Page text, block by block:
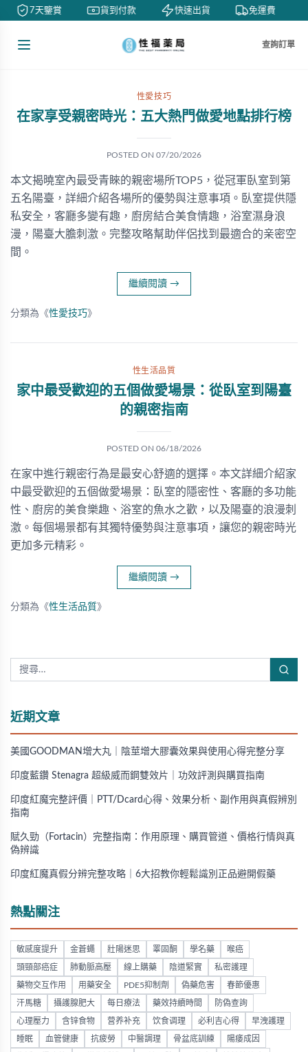
7天鑒賞 貨到付款 快速出貨 免運費
查詢訂單
性愛技巧
在家享受親密時光：五大熱門做愛地點排行榜
POSTED ON 07/20/2026
本文揭曉室內最受青睞的親密場所TOP5，從冠軍臥室到第
五名陽臺，詳細介紹各場所的優勢與注意事項。臥室提供隱
私安全，客廳多變有趣，廚房結合美食情趣，浴室濕身浪
漫，陽臺大膽刺激。完整攻略幫助伴侶找到最適合的亲密空
間。
繼續閱讀 →
分類為《性愛技巧》
性生活品質
家中最受歡迎的五個做愛場景：從臥室到陽臺
的親密指南
POSTED ON 06/18/2026
在家中進行親密行為是最安心舒適的選擇。本文詳細介紹家
中最受歡迎的五個做愛場景：臥室的隱密性、客廳的多功能
性、廚房的美食樂趣、浴室的魚水之歡，以及陽臺的浪漫刺
激。每個場景都有其獨特優勢與注意事項，讓您的親密時光
更加多元精彩。
繼續閱讀 →
分類為《性生活品質 》
近期文章
美國GOODMAN增大丸｜陰莖增大膠囊效果與使用心得完整分享
印度藍鑽 Stenagra 超級威而鋼雙效片｜功效評測與購買指南
印度紅魔完整評價｜PTT/Dcard心得、效果分析、副作用與真假辨別
指南
賦久勁（Fortacin）完整指南：作用原理、購買管道、價格行情與真
偽辨識
印度紅魔真假分辨完整攻略｜6大招教你輕鬆識別正品避開假藥
熱點關注
敏感度提升 金蒼蠅 壯陽迷思 睪固酮 學名藥 喉癌
頭頸部癌症 肺動脈高壓 線上購藥 陰道緊實 私密護理
藥物交互作用 用藥安全 PDE5抑制劑 偽藥危害 春節優惠
汗馬糖 攝護腺肥大 每日療法 藥效持續時間 防偽查詢
心理壓力 含锌食物 营养补充 饮食调理 必利吉心得 早洩護理
睡眠 血管健康 抗疲勞 中醫調理 骨盆底訓練 陽痿成因